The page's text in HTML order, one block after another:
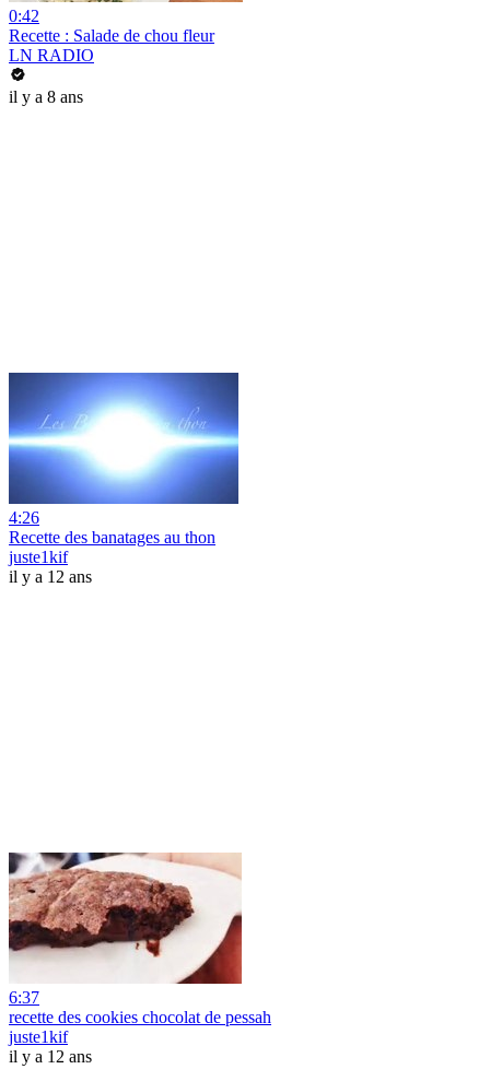
0:42
Recette : Salade de chou fleur
LN RADIO
il y a 8 ans
4:26
Recette des banatages au thon
juste1kif
il y a 12 ans
6:37
recette des cookies chocolat de pessah
juste1kif
il y a 12 ans